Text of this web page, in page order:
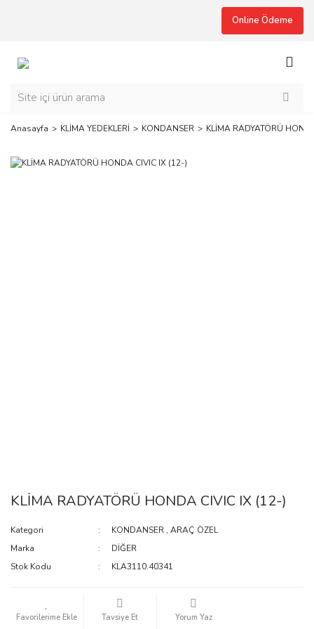
Online Ödeme
Anasayfa KLİMA YEDEKLERİ KONDANSER KLİMA RADYATÖRÜ
KLİMA RADYATÖRÜ HONDA CIVIC IX (12-)
Kategori KONDANSER ,ARAÇ ÖZEL
Marka
DİĞER
Stok Kodu
KLA3110.40341
Tavsiye Et Yorum Yaz